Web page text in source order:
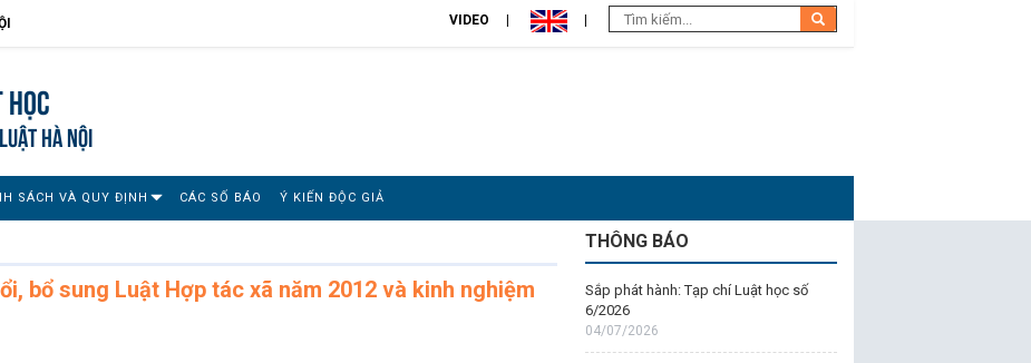
VIDEO
học
HÀ NỘI
SÁCH VÀ QUY ĐỊNH CÁC SỐ BÁO Ý KIẾN ĐỘC GIẢ
bổ sung Luật Hợp tác xã năm 2012 và kinh nghiệm
THÔNG BÁO
Sắp phát hành: Tạp chí Luật học số
6/2026
04/07/2026